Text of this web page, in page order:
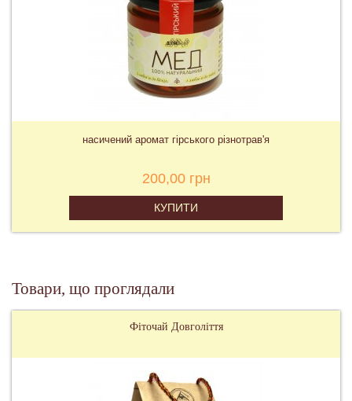
насичений аромат гірського різнотрав'я
200,00 грн
КУПИТИ
Товари, що проглядали
Фіточай Довголіття